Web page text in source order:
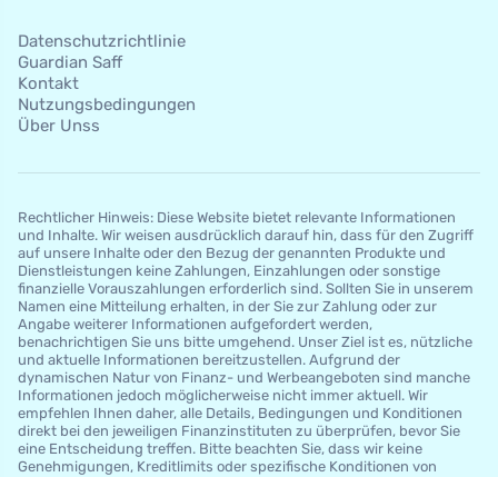
Datenschutzrichtlinie
Guardian Saff
Kontakt
Nutzungsbedingungen
Über Unss
Rechtlicher Hinweis: Diese Website bietet relevante Informationen
und Inhalte. Wir weisen ausdrücklich darauf hin, dass für den Zugriff
auf unsere Inhalte oder den Bezug der genannten Produkte und
Dienstleistungen keine Zahlungen, Einzahlungen oder sonstige
finanzielle Vorauszahlungen erforderlich sind. Sollten Sie in unserem
Namen eine Mitteilung erhalten, in der Sie zur Zahlung oder zur
Angabe weiterer Informationen aufgefordert werden,
benachrichtigen Sie uns bitte umgehend. Unser Ziel ist es, nützliche
und aktuelle Informationen bereitzustellen. Aufgrund der
dynamischen Natur von Finanz- und Werbeangeboten sind manche
Informationen jedoch möglicherweise nicht immer aktuell. Wir
empfehlen Ihnen daher, alle Details, Bedingungen und Konditionen
direkt bei den jeweiligen Finanzinstituten zu überprüfen, bevor Sie
eine Entscheidung treffen. Bitte beachten Sie, dass wir keine
Genehmigungen, Kreditlimits oder spezifische Konditionen von